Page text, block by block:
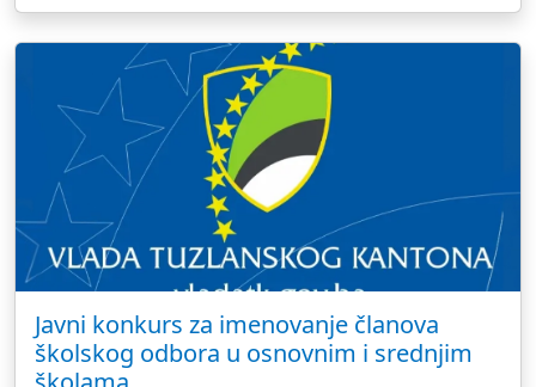
Javni konkurs za imenovanje članova
školskog odbora u osnovnim i srednjim